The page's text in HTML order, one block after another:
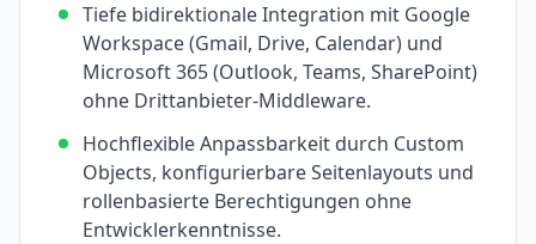
Tiefe bidirektionale Integration mit Google
Workspace (Gmail, Drive, Calendar) und
Microsoft 365 (Outlook, Teams, SharePoint)
ohne Drittanbieter-Middleware.
Hochflexible Anpassbarkeit durch Custom
Objects, konfigurierbare Seitenlayouts und
rollenbasierte Berechtigungen ohne
Entwicklerkenntnisse.